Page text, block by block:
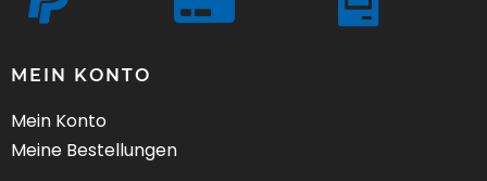
MEIN KONTO
Mein Konto
Meine Bestellungen